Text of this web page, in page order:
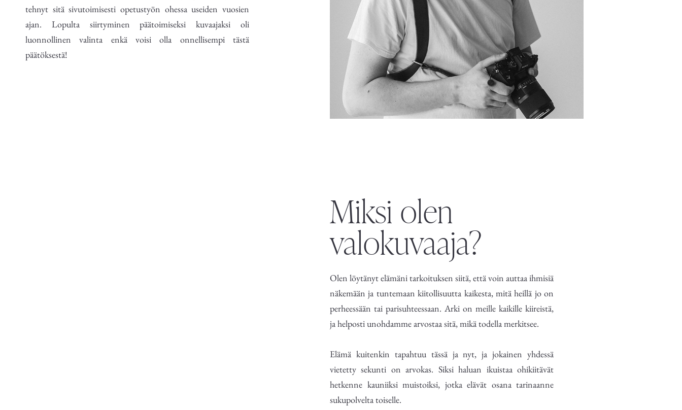
tehnyt sitä sivutoimisesti opetustyön ohessa useiden vuosien
ajan. Lopulta siirtyminen päätoimiseksi kuvaajaksi oli
luonnollinen valinta enkä voisi olla onnellisempi tästä
päätöksestä!
Miksi olen
valokuvaaja?
Olen löytänyt elämäni tarkoituksen siitä, että voin auttaa ihmisiä
näkemään ja tuntemaan kiitollisuutta kaikesta, mitä heillä jo on
perheessään tai parisuhteessaan. Arki on meille kaikille kiireistä,
ja helposti unohdamme arvostaa sitä, mikä todella merkitsee.
Elämä kuitenkin tapahtuu tässä ja nyt, ja jokainen yhdessä
vietetty sekunti on arvokas. Siksi haluan ikuistaa ohikiitävät
hetkenne kauniiksi muistoiksi, jotka elävät osana tarinaanne
sukupolvelta toiselle.